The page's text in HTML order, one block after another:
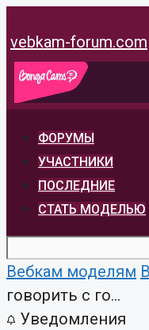
к
содержимому
vebkam-forum.com
ФОРУМЫ
УЧАСТНИКИ
ПОСЛЕДНИЕ
СТАТЬ МОДЕЛЬЮ
Вебкам моделям
говорить с го...
Уведомления